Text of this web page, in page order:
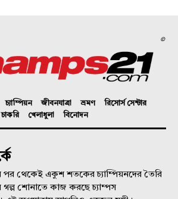
©
চ্যাম্পিয়ন জীবনযাত্রা ভ্রমণ
রিসোর্স সেন্টার
চাকরি
খেলাধুলা বিনোদন
পর থেকেই একুশ শতকের চ্যাম্পিয়নদের তৈরি
গল্প শোনাতে কাজ করছে চ্যাম্পস